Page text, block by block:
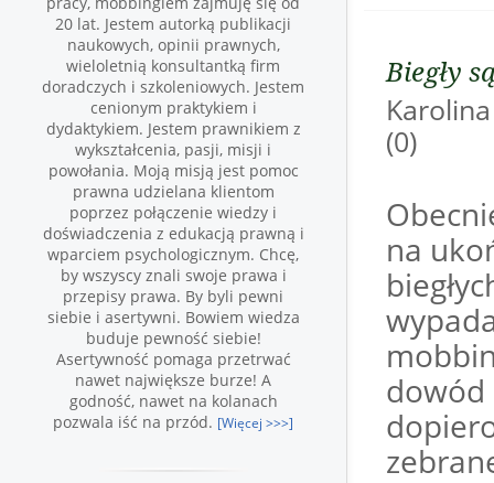
Biegły
(0)
na
dowód
20 lat. Jestem autorką publikacji
naukowych, opinii prawnych,
wieloletnią konsultantką firm
doradczych i szkoleniowych. Jestem
cenionym praktykiem i
dydaktykiem. Jestem prawnikiem z
wykształcenia, pasji, misji i
powołania. Moją misją jest pomoc
prawna udzielana klientom
poprzez połączenie wiedzy i
doświadczenia z edukacją prawną i
wparciem psychologicznym. Chcę,
by wszyscy znali swoje prawa i
przepisy prawa. By byli pewni
siebie i asertywni. Bowiem wiedza
buduje pewność siebie!
Asertywność pomaga przetrwać
nawet największe burze! A
godność, nawet na kolanach
pozwala iść na przód. [Więcej >>>]